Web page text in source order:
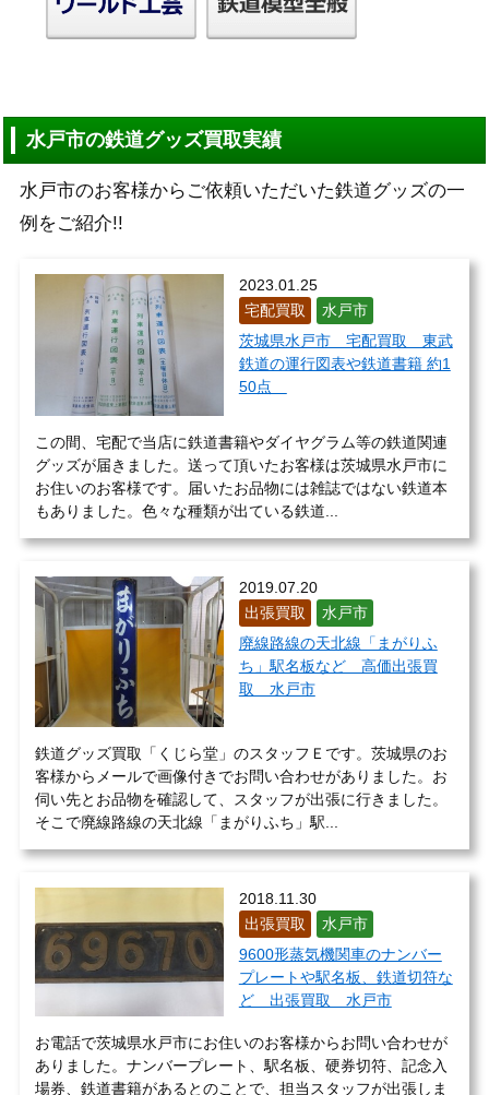
水戸市の鉄道グッズ買取実績
水戸市のお客様からご依頼いただいた鉄道グッズの一
例をご紹介!!
2023.01.25
宅配買取
水戸市
茨城県水戸市 宅配買取 東武
鉄道の運行図表や鉄道書籍 約1
50点
この間、宅配で当店に鉄道書籍やダイヤグラム等の鉄道関連
グッズが届きました。送って頂いたお客様は茨城県水戸市に
お住いのお客様です。届いたお品物には雑誌ではない鉄道本
もありました。色々な種類が出ている鉄道...
2019.07.20
出張買取
水戸市
廃線路線の天北線「まがりふ
ち」駅名板など 高価出張買
取 水戸市
鉄道グッズ買取「くじら堂」のスタッフＥです。茨城県のお
客様からメールで画像付きでお問い合わせがありました。お
伺い先とお品物を確認して、スタッフが出張に行きました。
そこで廃線路線の天北線「まがりふち」駅...
2018.11.30
出張買取
水戸市
9600形蒸気機関車のナンバー
プレートや駅名板、鉄道切符な
ど 出張買取 水戸市
お電話で茨城県水戸市にお住いのお客様からお問い合わせが
ありました。ナンバープレート、駅名板、硬券切符、記念入
場券、鉄道書籍があるとのことで、担当スタッフが出張しま